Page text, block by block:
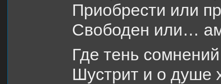
Приобрести или
Свободен или…
Где тень
Шустрит и о душе